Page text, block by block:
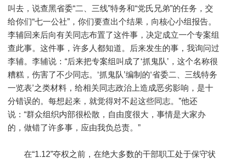
叫去，说查黑省委“二、三线”特务和“党氏兄弟”的任务，交
给你们“七一公社”，你们要查出个结果，向核心小组报告。
李辅回来后向有关同志布置了这件事，决定成立一个专案组
查此事。这件事，许多人都知道。后来发生的事，我询问过
李辅。李辅说：“后来把专案组叫成了‘抓鬼队’，这个名称很
糟糕，伤害了不少同志。‘抓鬼队’编制的‘省委二、三线特务
一览表’之类材料，给相关同志政治上造成恶劣影响，是十
分错误的。每想起来，就觉得对不起这些同志。”他还
说：“群众组织内部很松散，自由度很大，事情是大家办
的，做错了许多事，应由我负总责。”
在“1.12”夺权之前，在绝大多数的干部职工处于保守状